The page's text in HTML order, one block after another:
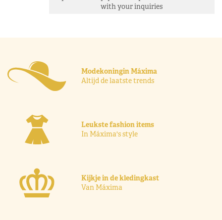
with your inquiries
Modekoningin Máxima
Altijd de laatste trends
Leukste fashion items
In Máxima's style
Kijkje in de kledingkast
Van Máxima